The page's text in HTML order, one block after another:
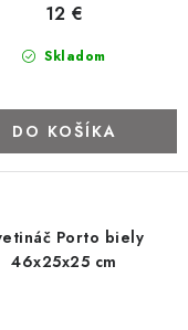
Skladom
12 €
DO KOŠÍKA
Porto biely
46x25x25 cm